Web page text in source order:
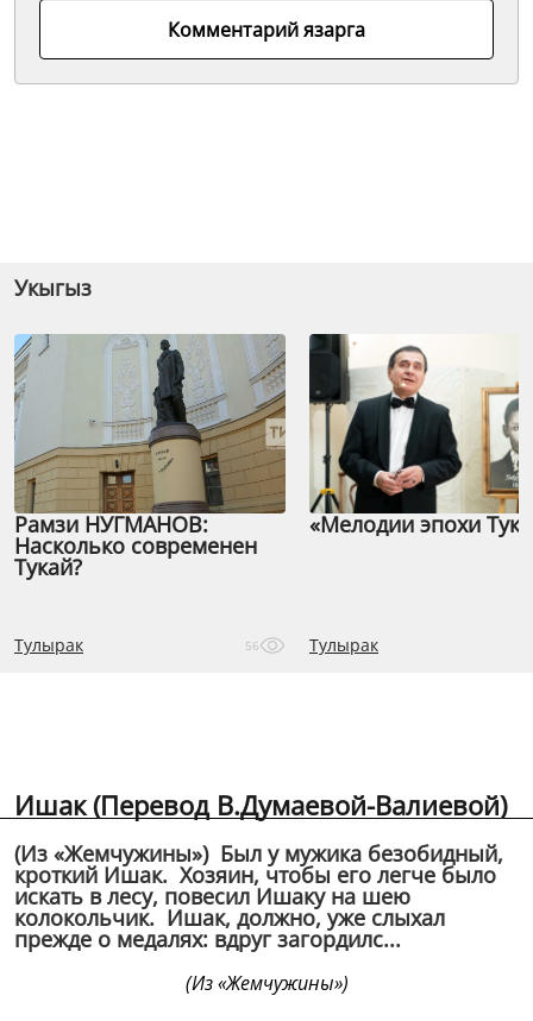
Комментарий язарга
Укыгыз
Рамзи НУГМАНОВ:
Насколько современен
Тукай?
Тулырак 56
«Мелодии эпохи
Тулырак
Ишак (Перевод В.Думаевой-Валиевой)
(Из «Жемчужины») Был у мужика безобидный,
кроткий Ишак. Хозяин, чтобы его легче было
искать в лесу, повесил Ишаку на шею
колокольчик. Ишак, должно, уже слыхал
прежде о медалях: вдруг загордилс...
(Из «Жемчужины»)